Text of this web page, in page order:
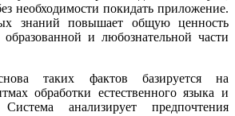
необходимости покидать приложение.
знаний повышает общую ценность
и любознательной части
таких фактов базируется на
обработки естественного языка и
анализирует предпочтения